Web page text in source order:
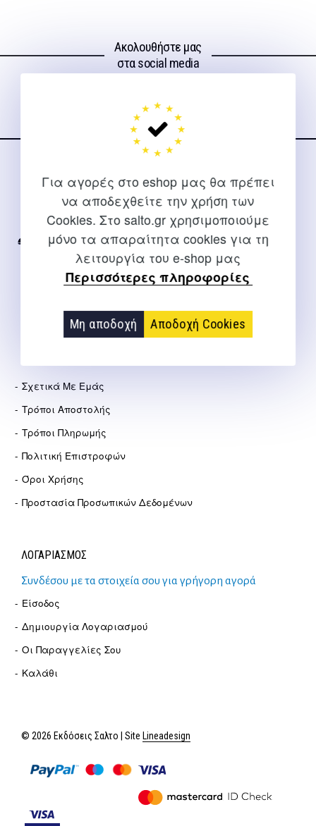
Για αγορές στο eshop μας θα πρέπει
να αποδεχθείτε την χρήση των
Cookies. Στο salto.gr χρησιμοποιούμε
μόνο τα απαραίτητα cookies για τη
λειτουργία του e-shop μας
Περισσότερες πληροφορίες
Μη αποδοχή Αποδοχή Cookies
Ακολουθήστε μας
στα social media
ΕΠΙΚΟΙΝΩΝΊΑ
Για διευκρινίσεις και υποστήριξη παραγγελιών μέσω του
Internet
2310 267108
info@salto.gr
Σχετικά Με Εμάς
Τρόποι Αποστολής
Τρόποι Πληρωμής
Πολιτική Επιστροφών
Όροι Χρήσης
Προστασία Προσωπικών Δεδομένων
ΛΟΓΑΡΙΑΣΜΟΣ
Συνδέσου με τα στοιχεία σου για γρήγορη αγορά
Είσοδος
Δημιουργία Λογαριασμού
Οι Παραγγελίες Σου
Καλάθι
© 2026 Εκδόσεις Σαλτο | Site Lineadesign